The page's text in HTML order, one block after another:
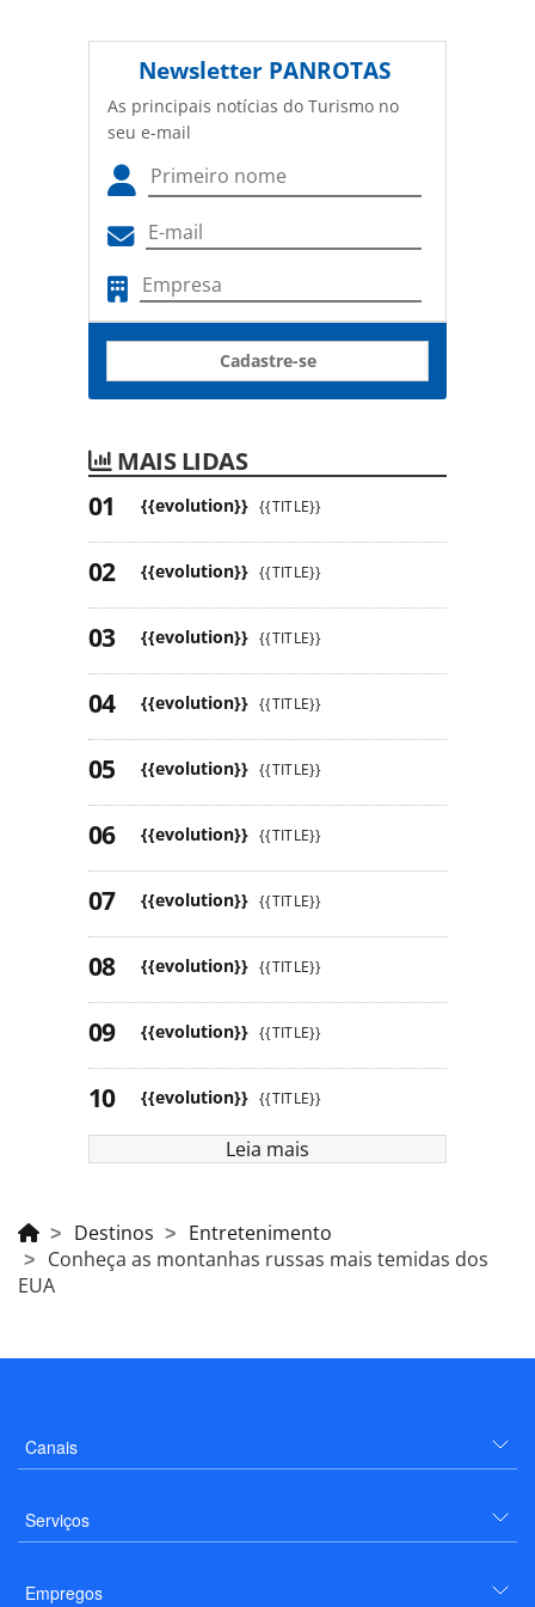
Newsletter PANROTAS
As principais notícias do Turismo no
seu e-mail
Cadastre-se
MAIS LIDAS
{{evolution}} {{TITLE}}
{{evolution}} {{TITLE}}
{{evolution}} {{TITLE}}
{{evolution}} {{TITLE}}
{{evolution}} {{TITLE}}
{{evolution}} {{TITLE}}
{{evolution}} {{TITLE}}
{{evolution}} {{TITLE}}
{{evolution}} {{TITLE}}
{{evolution}} {{TITLE}}
Leia mais
Destinos
Entretenimento
Conheça as montanhas russas mais temidas dos
EUA
Canais
Serviços
Empregos